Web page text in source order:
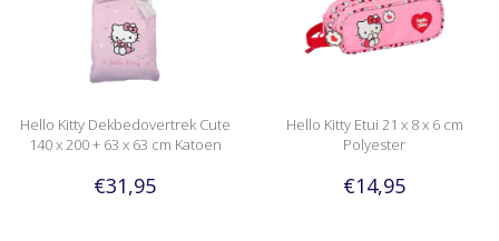
Hello Kitty Dekbedovertrek Cute
140 x 200 + 63 x 63 cm Katoen
€31,95
Hello Kitty Etui 21 x 8 x 6 cm
Polyester
€14,95